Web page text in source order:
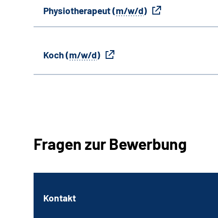
Physiotherapeut (m/w/d)
Koch (m/w/d)
Fragen zur Bewerbung
Kontakt